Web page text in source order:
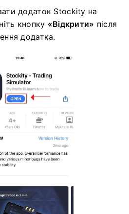
додаток Stockity на
кнопку «Відкрити» після
додатка.